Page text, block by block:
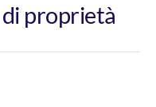
proprietà